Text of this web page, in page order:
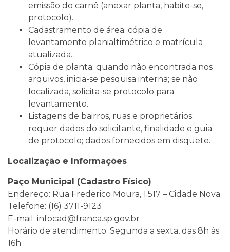
emissão do carnê (anexar planta, habite-se,
protocolo).
Cadastramento de área: cópia de
levantamento planialtimétrico e matrícula
atualizada.
Cópia de planta: quando não encontrada nos
arquivos, inicia-se pesquisa interna; se não
localizada, solicita-se protocolo para
levantamento.
Listagens de bairros, ruas e proprietários:
requer dados do solicitante, finalidade e guia
de protocolo; dados fornecidos em disquete.
Localização e Informações
Paço Municipal (Cadastro Físico)
Endereço: Rua Frederico Moura, 1.517 – Cidade Nova
Telefone: (16) 3711-9123
E-mail: infocad@franca.sp.gov.br
Horário de atendimento: Segunda a sexta, das 8h às
16h